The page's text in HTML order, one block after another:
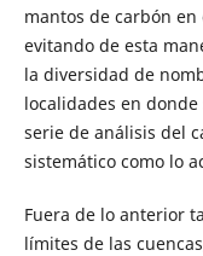
mantos de carbón
evitando de esta
la diversidad de
localidades en
serie de análisis del
sistemático como lo
Fuera de lo anterior
límites de las